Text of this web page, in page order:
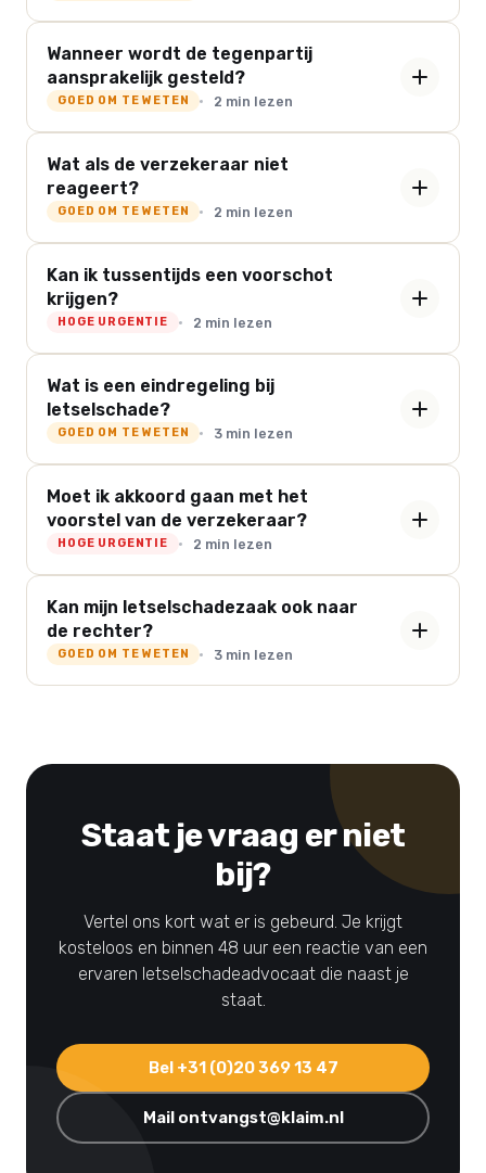
Wanneer wordt de tegenpartij
aansprakelijk gesteld?
GOED OM TE WETEN 2 min lezen
Wat als de verzekeraar niet
reageert?
GOED OM TE WETEN 2 min lezen
Kan ik tussentijds een voorschot
krijgen?
HOGE URGENTIE 2 min lezen
Wat is een eindregeling bij
letselschade?
GOED OM TE WETEN 3 min lezen
Moet ik akkoord gaan met het
voorstel van de verzekeraar?
HOGE URGENTIE 2 min lezen
Kan mijn letselschadezaak ook naar
de rechter?
GOED OM TE WETEN 3 min lezen
Staat je vraag er niet
bij?
Vertel ons kort wat er is gebeurd. Je krijgt
kosteloos en binnen 48 uur een reactie van een
ervaren letselschadeadvocaat die naast je
staat.
Bel +31 (0)20 369 13 47
Mail ontvangst@klaim.nl